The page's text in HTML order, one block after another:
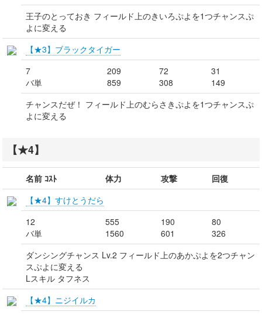
王子のとっておき フィールド上のきいろぷよを1つチャンスぷ
よに変える
【★3】ブラックタイガー
7
バ単
209
859
72
308
31
149
チャンスだぜ！ フィールド上のむらさきぷよを1つチャンスぷ
よに変える
【★4】
名前 ｺｽﾄ 体力 攻撃
回復
【★4】すけとうだら
12
バ単
555
1560
190
601
80
326
ダンシングチャンス Lv.2 フィールド上のあかぷよを2つチャン
スぷよに変える
Lスキル タフネス
【★4】ニジイルカ